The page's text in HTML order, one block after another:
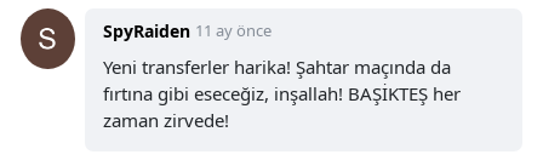
SpyRaiden 11 ay önce
Yeni transferler harika! Şahtar maçında da
fırtına gibi eseceğiz, inşallah! BAŞİKTEŞ her
zaman zirvede!